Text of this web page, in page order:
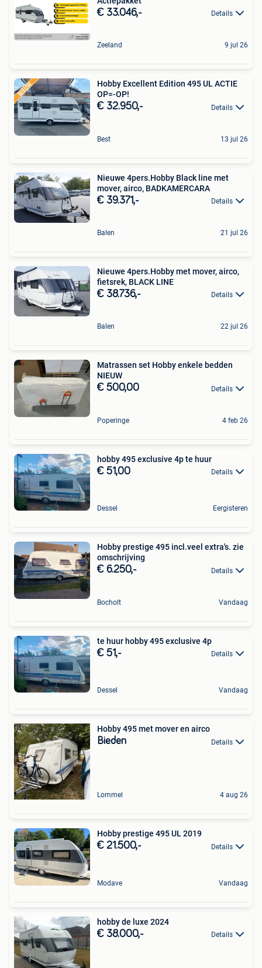
€ 33.046,- Details
Zeeland 9 jul 26
Hobby Excellent Edition 495 UL ACTIE
OP=-OP!
€ 32.950,- Details
Best 13 jul 26
Nieuwe 4pers.Hobby Black line met
mover, airco, BADKAMERCARA
€ 39.371,- Details
Balen 21 jul 26
Nieuwe 4pers.Hobby met mover, airco,
fietsrek, BLACK LINE
€ 38.736,- Details
Balen 22 jul 26
Matrassen set Hobby enkele bedden
NIEUW
€ 500,00 Details
Poperinge 4 feb 26
hobby 495 exclusive 4p te huur
€ 51,00 Details
Dessel Eergisteren
Hobby prestige 495 incl.veel extra's. zie
omschrijving
€ 6.250,- Details
Bocholt Vandaag
te huur hobby 495 exclusive 4p
€ 51,- Details
Dessel Vandaag
Hobby 495 met mover en airco
Bieden Details
Lommel 4 aug 26
Hobby prestige 495 UL 2019
€ 21.500,- Details
Modave Vandaag
hobby de luxe 2024
€ 38.000,- Details